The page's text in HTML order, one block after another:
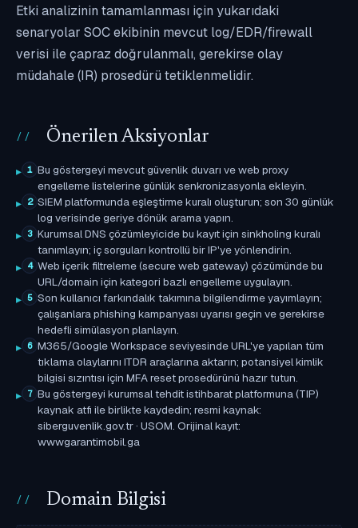
Etki analizinin tamamlanması için yukarıdaki
senaryolar SOC ekibinin mevcut log/EDR/firewall
verisi ile çapraz doğrulanmalı, gerekirse olay
müdahale (IR) prosedürü tetiklenmelidir.
Önerilen Aksiyonlar
1 Bu göstergeyi mevcut güvenlik duvarı ve web proxy
engelleme listelerine günlük senkronizasyonla ekleyin.
2 SIEM platformunda eşleştirme kuralı oluşturun; son 30 günlük
log verisinde geriye dönük arama yapın.
3 Kurumsal DNS çözümleyicide bu kayıt için sinkholing kuralı
tanımlayın; iç sorguları kontrollü bir IP'ye yönlendirin.
4 Web içerik filtreleme (secure web gateway) çözümünde bu
URL/domain için kategori bazlı engelleme uygulayın.
5 Son kullanıcı farkındalık takımına bilgilendirme yayımlayın;
çalışanlara phishing kampanyası uyarısı geçin ve gerekirse
hedefli simülasyon planlayın.
6 M365/Google Workspace seviyesinde URL'ye yapılan tüm
tıklama olaylarını ITDR araçlarına aktarın; potansiyel kimlik
bilgisi sızıntısı için MFA reset prosedürünü hazır tutun.
7 Bu göstergeyi kurumsal tehdit istihbarat platformuna (TIP)
kaynak atfı ile birlikte kaydedin; resmi kaynak:
siberguvenlik.gov.tr · USOM. Orijinal kayıt:
wwwgarantimobil.ga
Domain Bilgisi